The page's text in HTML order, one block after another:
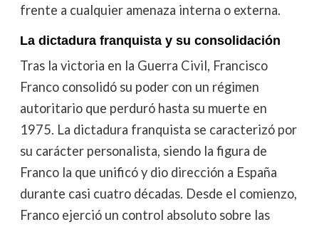
frente a cualquier amenaza interna o externa.
La dictadura franquista y su consolidación
Tras la victoria en la Guerra Civil, Francisco
Franco consolidó su poder con un régimen
autoritario que perduró hasta su muerte en
1975. La dictadura franquista se caracterizó por
su carácter personalista, siendo la figura de
Franco la que unificó y dio dirección a España
durante casi cuatro décadas. Desde el comienzo,
Franco ejerció un control absoluto sobre las